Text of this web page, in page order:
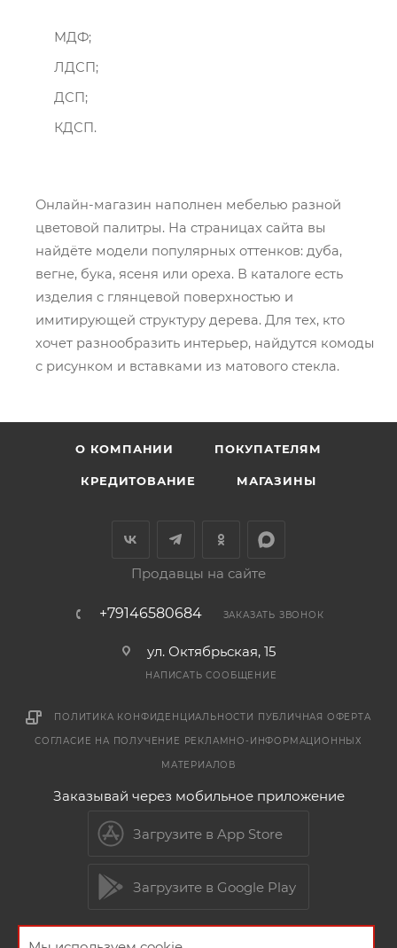
МДФ;
ЛДСП;
ДСП;
КДСП.
Онлайн-магазин наполнен мебелью разной
цветовой палитры. На страницах сайта вы
найдёте модели популярных оттенков: дуба,
вегне, бука, ясеня или ореха. В каталоге есть
изделия с глянцевой поверхностью и
имитирующей структуру дерева. Для тех, кто
хочет разнообразить интерьер, найдутся комоды
с рисунком и вставками из матового стекла.
О КОМПАНИИ ПОКУПАТЕЛЯМ
КРЕДИТОВАНИЕ МАГАЗИНЫ
Продавцы на сайте
+79146580684 ЗАКАЗАТЬ ЗВОНОК
ул. Октябрьская, 15
НАПИСАТЬ СООБЩЕНИЕ
ПОЛИТИКА КОНФИДЕНЦИАЛЬНОСТИ ПУБЛИЧНАЯ ОФЕРТА
СОГЛАСИЕ НА ПОЛУЧЕНИЕ РЕКЛАМНО-ИНФОРМАЦИОННЫХ
МАТЕРИАЛОВ
Заказывай через мобильное приложение
Загрузите в App Store
Загрузите в Google Play